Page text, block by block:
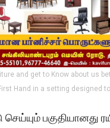
and get to Know about us
Hand in a setting designed
பகுதியானது